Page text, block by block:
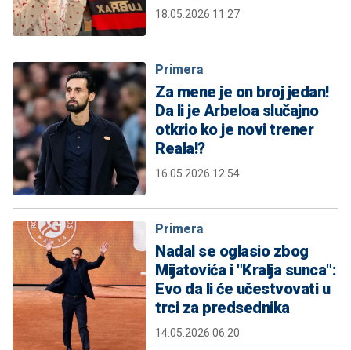
18.05.2026 11:27
Primera
Za mene je on broj jedan!
Da li je Arbeloa slučajno
otkrio ko je novi trener
Reala!?
16.05.2026 12:54
Primera
Nadal se oglasio zbog
Mijatovića i "Kralja sunca":
Evo da li će učestvovati u
trci za predsednika
14.05.2026 06:20